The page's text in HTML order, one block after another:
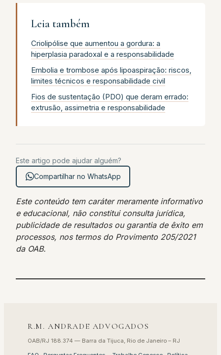
Leia também
Criolipólise que aumentou a gordura: a
hiperplasia paradoxal e a responsabilidade
Embolia e trombose após lipoaspiração: riscos,
limites técnicos e responsabilidade civil
Fios de sustentação (PDO) que deram errado:
extrusão, assimetria e responsabilidade
Este artigo pode ajudar alguém?
Compartilhar no WhatsApp
Este conteúdo tem caráter meramente informativo
e educacional, não constitui consulta jurídica,
publicidade de resultados ou garantia de êxito em
processos, nos termos do Provimento 205/2021
da OAB.
R.M. ANDRADE ADVOGADOS
OAB/RJ 188.374 — Barra da Tijuca, Rio de Janeiro – RJ